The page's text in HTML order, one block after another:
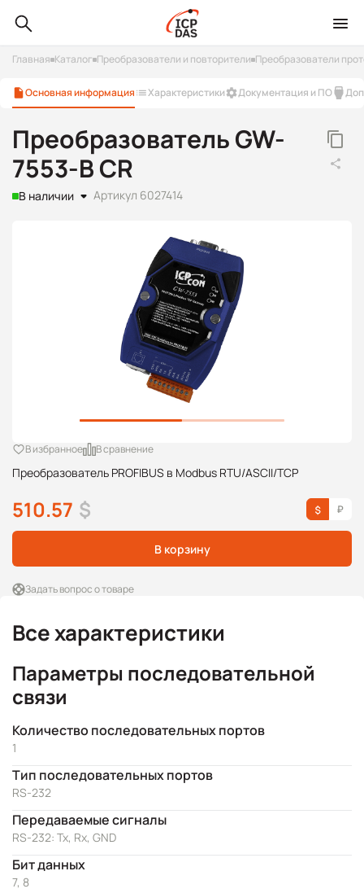
Главная Каталог Преобразователи и повторители Преобразователи
Основная информация Характеристики Документация и ПО
Преобразователь GW-
7553-B CR
В наличии Артикул 6027414
Преобразователь PROFIBUS в Modbus RTU/ASCII/TCP
В избранное В сравнение
510.57 $
В корзину
Задать вопрос о товаре
Все характеристики
Параметры последовательной
связи
Количество последовательных портов
1
Тип последовательных портов
RS-232
Передаваемые сигналы
RS-232: Tx, Rx, GND
Бит данных
7, 8